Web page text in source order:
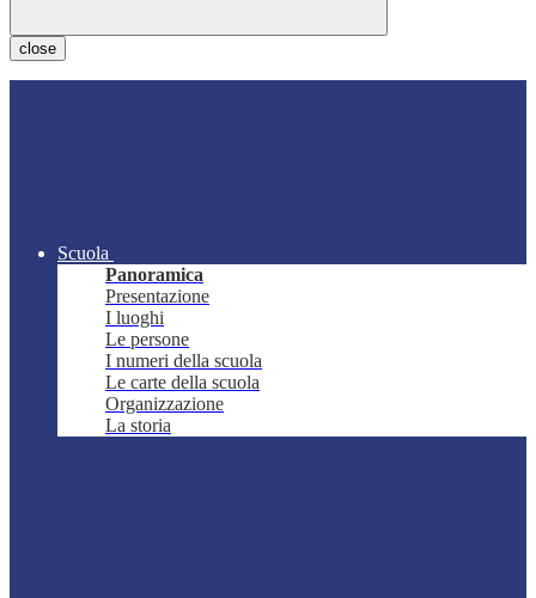
close
Scuola
Panoramica
Presentazione
I luoghi
Le persone
I numeri della scuola
Le carte della scuola
Organizzazione
La storia